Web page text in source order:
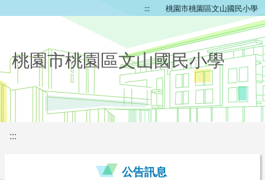
::: 桃園市桃園區文山國民小學
桃園市桃園區文山國民小學
:::
公告訊息